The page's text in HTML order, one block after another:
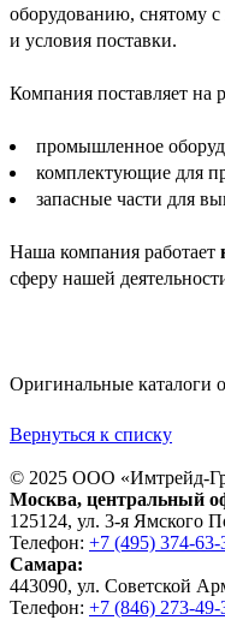
оборудованию, снятому с
и условия поставки.
Компания поставляет на
промышленное
комплектующие для
запасные части для
Наша компания работает
сферу нашей
Оригинальные каталоги
Вернуться к списку
© 2025 ООО «Имтрейд-
Москва, центральный
125124, ул. 3-я Ямского
Телефон: +7 (495) 374-63-
Самара:
443090, ул. Советской
Телефон: +7 (846) 273-49-